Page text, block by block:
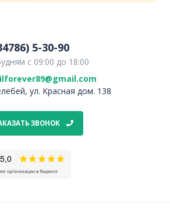
5-30-90
с 09:00 до 18:00
ул. Красная дом. 138
ЗВОНОК